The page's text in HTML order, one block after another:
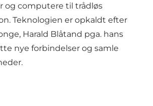
og computere til trådløs
Teknologien er opkaldt efter
Harald Blåtand pga. hans
nye forbindelser og samle